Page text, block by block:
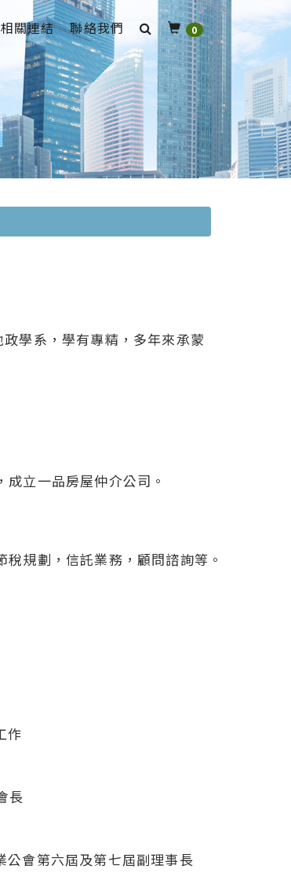
相關連結 聯絡我們 0
學系，學有專精，多年來承蒙
立一品房屋仲介公司。
規劃，信託業務，顧問諮詢等。
作
長
會第六屆及第七屆副理事長